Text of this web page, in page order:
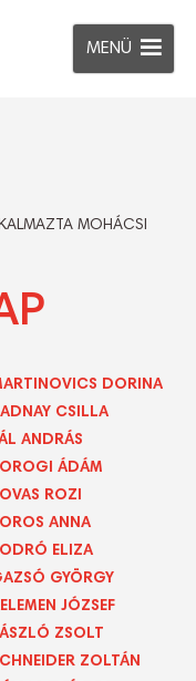
MENÜ
MOHÁCSI
DORINA
CSILLA
ANDRÁS
ÁDÁM
ROZI
ANNA
ELIZA
GYÖRGY
JÓZSEF
ZSOLT
ZOLTÁN